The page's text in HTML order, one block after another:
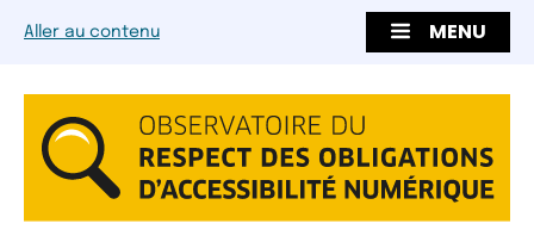
Aller au contenu MENU